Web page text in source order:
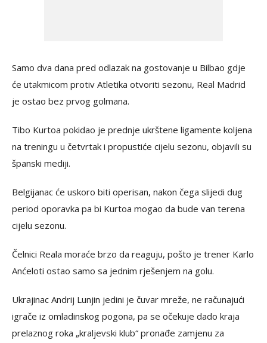
Samo dva dana pred odlazak na gostovanje u Bilbao gdje
će utakmicom protiv Atletika otvoriti sezonu, Real Madrid
je ostao bez prvog golmana.
Tibo Kurtoa pokidao je prednje ukrštene ligamente koljena
na treningu u četvrtak i propustiće cijelu sezonu, objavili su
španski mediji.
Belgijanac će uskoro biti operisan, nakon čega slijedi dug
period oporavka pa bi Kurtoa mogao da bude van terena
cijelu sezonu.
Čelnici Reala moraće brzo da reaguju, pošto je trener Karlo
Anćeloti ostao samo sa jednim rješenjem na golu.
Ukrajinac Andrij Lunjin jedini je čuvar mreže, ne računajući
igrače iz omladinskog pogona, pa se očekuje dado kraja
prelaznog roka „kraljevski klub“ pronađe zamjenu za